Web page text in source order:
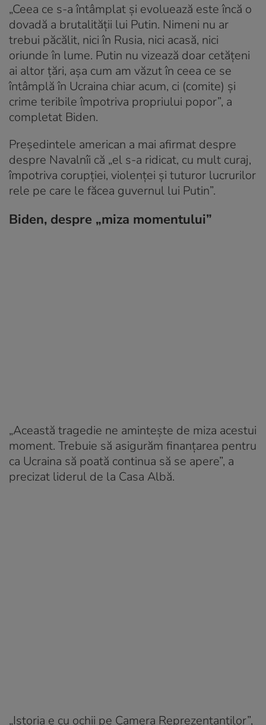
„Ceea ce s-a întâmplat și evoluează este încă o
dovadă a brutalității lui Putin. Nimeni nu ar
trebui păcălit, nici în Rusia, nici acasă, nici
oriunde în lume. Putin nu vizează doar cetățeni
ai altor țări, așa cum am văzut în ceea ce se
întâmplă în Ucraina chiar acum, ci (comite) și
crime teribile împotriva propriului popor”, a
completat Biden.
Președintele american a mai afirmat despre
despre Navalnîi că „el s-a ridicat, cu mult curaj,
împotriva corupției, violenței și tuturor lucrurilor
rele pe care le făcea guvernul lui Putin”.
Biden, despre „miza momentului”
„Această tragedie ne amintește de miza acestui
moment. Trebuie să asigurăm finanțarea pentru
ca Ucraina să poată continua să se apere”, a
precizat liderul de la Casa Albă.
„Istoria e cu ochii pe Camera Reprezentanților”,